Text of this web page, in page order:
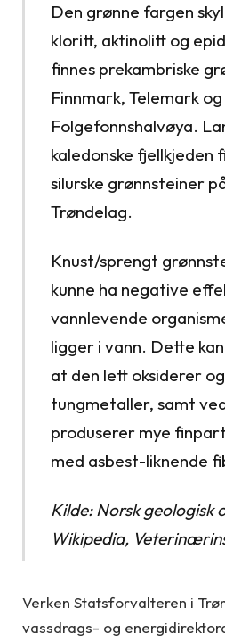
Den grønne fargen
kloritt, aktinolitt og
finnes prekambriske
Finnmark, Telemark
Folgefonnshalvøya.
kaledonske fjellkjeden
silurske grønnsteiner
Trøndelag.
Knust/sprengt
kunne ha negative
vannlevende
ligger i vann. Dette
at den lett oksiderer
tungmetaller, samt
produserer mye
med asbest-liknende
Kilde: Norsk geologisk
Wikipedia,
Verken Statsforvalteren i
vassdrags- og